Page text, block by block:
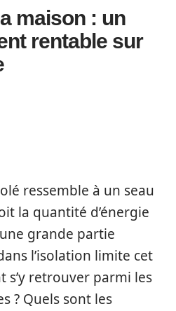
maison : un
rentable sur
ressemble à un seau
la quantité d’énergie
grande partie
l’isolation limite cet
s’y retrouver parmi les
? Quels sont les